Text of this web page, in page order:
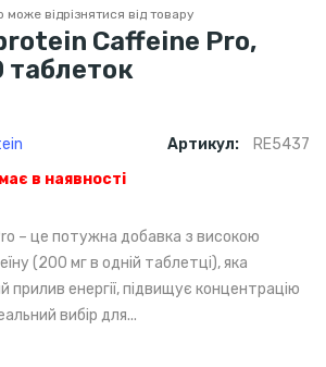
може відрізнятися від товару
Caffeine Pro,
таблеток
Артикул:
RE5437
в наявності
– це потужна добавка з високою
(200 мг в одній таблетці), яка
прилив енергії, підвищує концентрацію
вибір для...